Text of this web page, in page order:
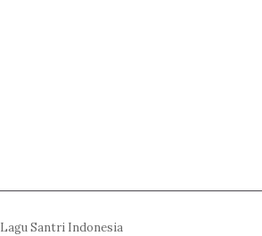
Lagu Santri Indonesia